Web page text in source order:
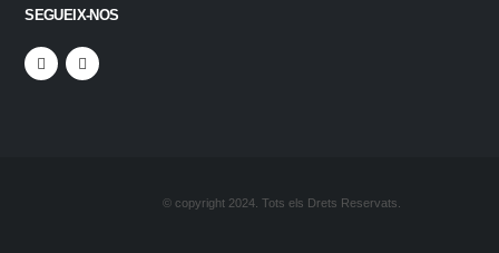
SEGUEIX-NOS
© copyright 2024. Tots els Drets Reservats.